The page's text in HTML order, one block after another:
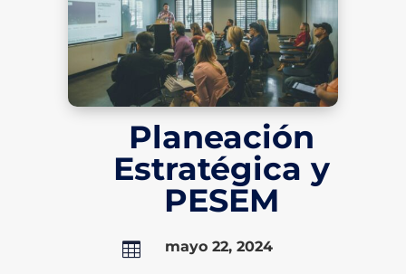
Planeación
Estratégica y
PESEM
 mayo 22, 2024